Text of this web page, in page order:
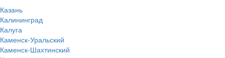
Казань
Калининград
Калуга
Каменск-Уральский
Каменск-Шахтинский